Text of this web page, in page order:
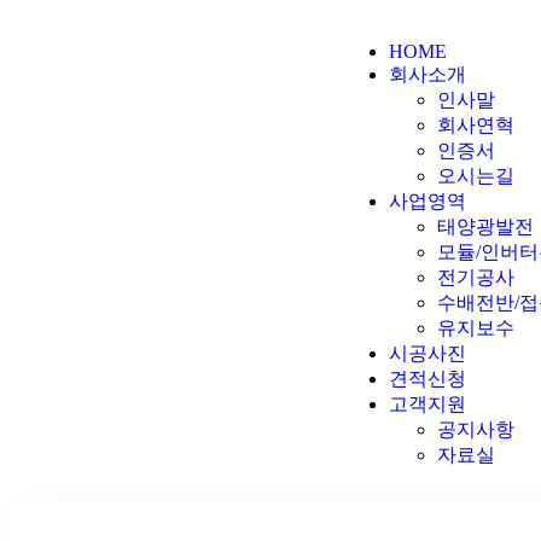
HOME
회사소개
인사말
회사연혁
인증서
오시는길
사업영역
태양광발전
모듈/인버
전기공사
수배전반/
유지보수
시공사진
견적신청
고객지원
공지사항
자료실